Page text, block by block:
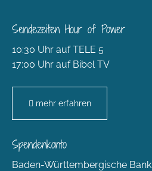
Sendezeiten Hour of Power
10:30 Uhr auf TELE 5
17:00 Uhr auf Bibel TV
mehr erfahren
Spendenkonto
Baden-Württembergische Bank